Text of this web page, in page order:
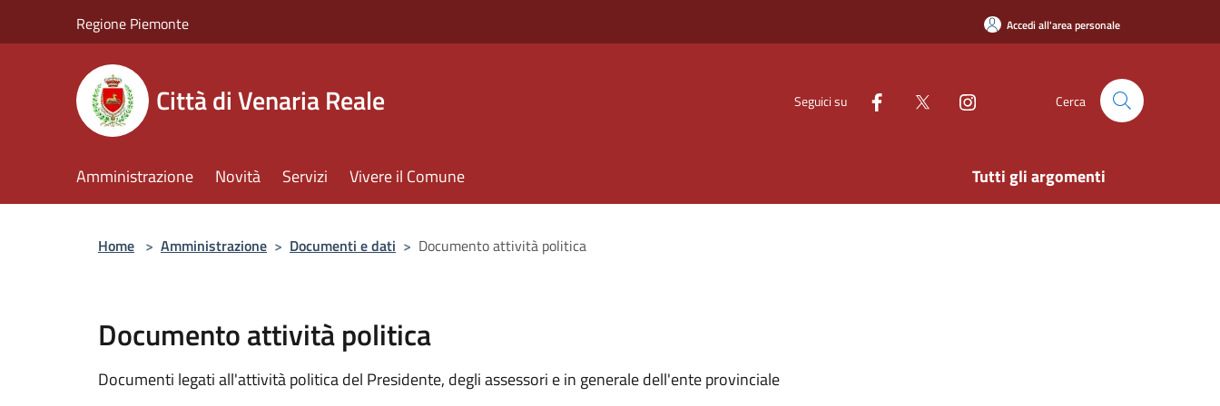
Regione Piemonte Accedi all'area personale
Città di Venaria Reale Seguici su Cerca
Amministrazione Novità Servizi Vivere il Comune Tutti gli argomenti
Home > Amministrazione > Documenti e dati > Documento attività politica
Documento attività politica
Documenti legati all'attività politica del Presidente, degli assessori e in generale dell'ente provinciale